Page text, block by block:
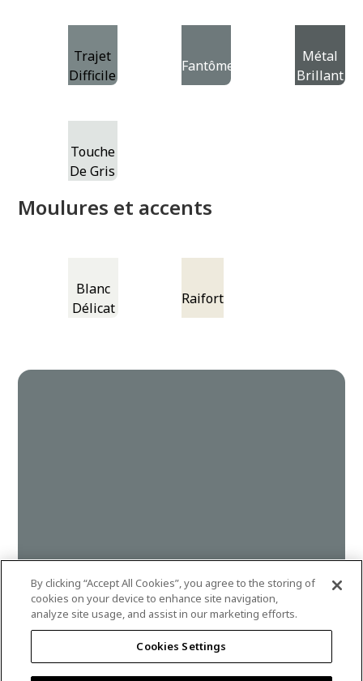
Trajet
Difficile
Fantôme
Métal
Brillant
Touche
De Gris
Moulures et accents
Blanc
Délicat
Raifort
DLX1036-6
By clicking “Accept All Cookies”, you agree to the storing of
cookies on your device to enhance site navigation,
analyze site usage, and assist in our marketing efforts.
Cookies Settings